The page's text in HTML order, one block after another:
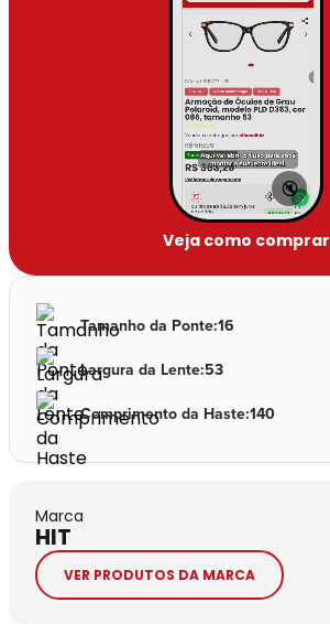
🔇
Veja como comprar
Tamanho da Ponte:16
Largura da Lente:53
Comprimento da Haste:140
Marca
HIT
VER PRODUTOS DA MARCA